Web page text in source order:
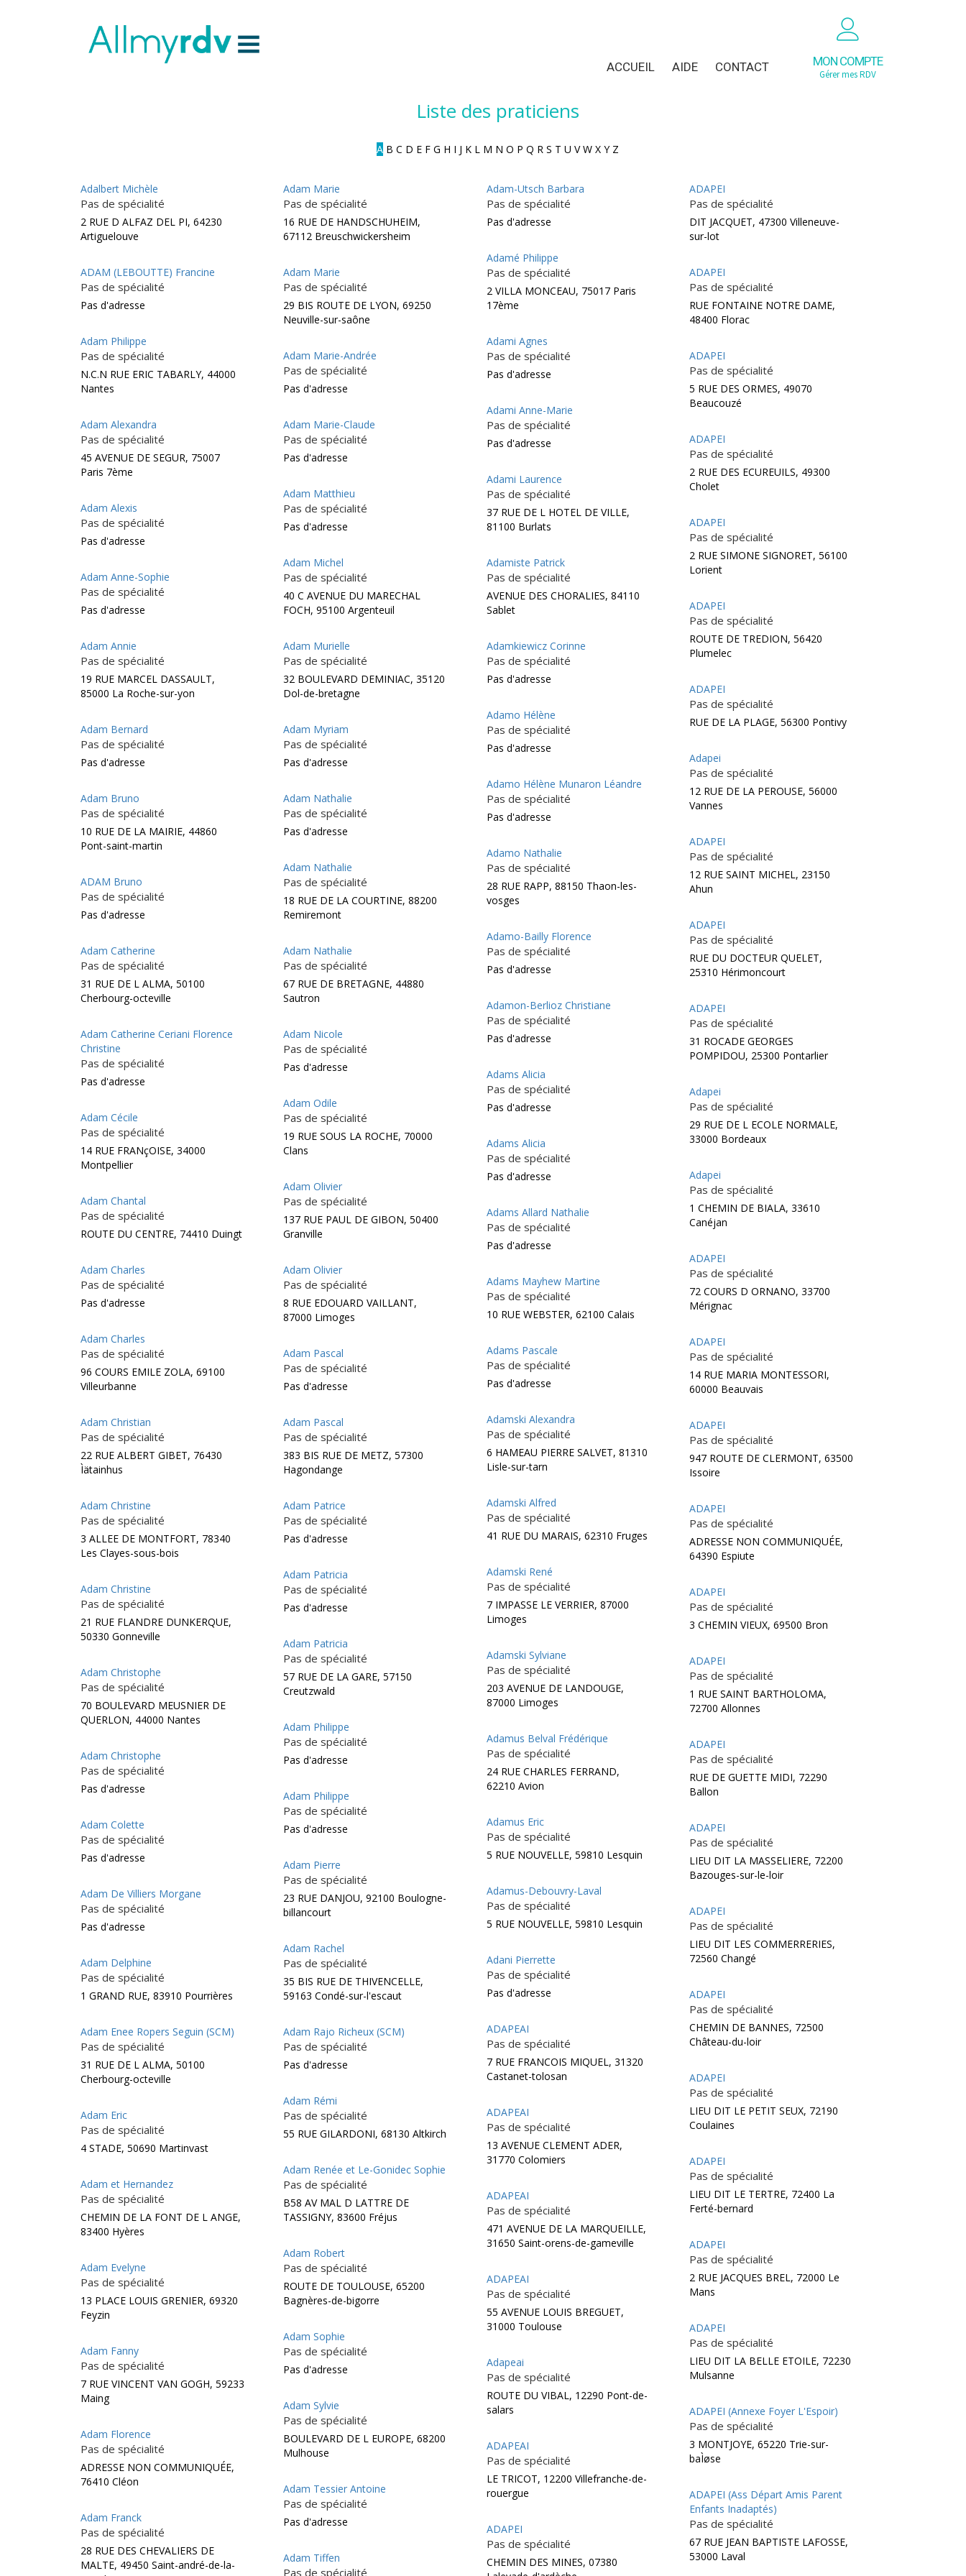
MON COMPTE
Gérer mes RDV
ACCUEIL AIDE CONTACT
Liste des praticiens
A B C D E F G H I J K L M N O P Q R S T U V W X Y Z
Adalbert Michèle
Pas de spécialité
2 RUE D ALFAZ DEL PI, 64230
Artiguelouve
ADAM (LEBOUTTE) Francine
Pas de spécialité
Pas d'adresse
Adam Philippe
Pas de spécialité
N.C.N RUE ERIC TABARLY, 44000
Nantes
Adam Alexandra
Pas de spécialité
45 AVENUE DE SEGUR, 75007
Paris 7ème
Adam Alexis
Pas de spécialité
Pas d'adresse
Adam Anne-Sophie
Pas de spécialité
Pas d'adresse
Adam Annie
Pas de spécialité
19 RUE MARCEL DASSAULT,
85000 La Roche-sur-yon
Adam Bernard
Pas de spécialité
Pas d'adresse
Adam Bruno
Pas de spécialité
10 RUE DE LA MAIRIE, 44860
Pont-saint-martin
ADAM Bruno
Pas de spécialité
Pas d'adresse
Adam Catherine
Pas de spécialité
31 RUE DE L ALMA, 50100
Cherbourg-octeville
Adam Catherine Ceriani Florence
Christine
Pas de spécialité
Pas d'adresse
Adam Cécile
Pas de spécialité
14 RUE FRANçOISE, 34000
Montpellier
Adam Chantal
Pas de spécialité
ROUTE DU CENTRE, 74410 Duingt
Adam Charles
Pas de spécialité
Pas d'adresse
Adam Charles
Pas de spécialité
96 COURS EMILE ZOLA, 69100
Villeurbanne
Adam Christian
Pas de spécialité
22 RUE ALBERT GIBET, 76430
Ìätainhus
Adam Christine
Pas de spécialité
3 ALLEE DE MONTFORT, 78340
Les Clayes-sous-bois
Adam Christine
Pas de spécialité
21 RUE FLANDRE DUNKERQUE,
50330 Gonneville
Adam Christophe
Pas de spécialité
70 BOULEVARD MEUSNIER DE
QUERLON, 44000 Nantes
Adam Christophe
Pas de spécialité
Pas d'adresse
Adam Colette
Pas de spécialité
Pas d'adresse
Adam De Villiers Morgane
Pas de spécialité
Pas d'adresse
Adam Delphine
Pas de spécialité
1 GRAND RUE, 83910 Pourrières
Adam Enee Ropers Seguin (SCM)
Pas de spécialité
31 RUE DE L ALMA, 50100
Cherbourg-octeville
Adam Eric
Pas de spécialité
4 STADE, 50690 Martinvast
Adam et Hernandez
Pas de spécialité
CHEMIN DE LA FONT DE L ANGE,
83400 Hyères
Adam Evelyne
Pas de spécialité
13 PLACE LOUIS GRENIER, 69320
Feyzin
Adam Fanny
Pas de spécialité
7 RUE VINCENT VAN GOGH, 59233
Maing
Adam Florence
Pas de spécialité
ADRESSE NON COMMUNIQUÉE,
76410 Cléon
Adam Franck
Pas de spécialité
28 RUE DES CHEVALIERS DE
MALTE, 49450 Saint-andré-de-la-
Adam Marie
Pas de spécialité
16 RUE DE HANDSCHUHEIM,
67112 Breuschwickersheim
Adam Marie
Pas de spécialité
29 BIS ROUTE DE LYON, 69250
Neuville-sur-saône
Adam Marie-Andrée
Pas de spécialité
Pas d'adresse
Adam Marie-Claude
Pas de spécialité
Pas d'adresse
Adam Matthieu
Pas de spécialité
Pas d'adresse
Adam Michel
Pas de spécialité
40 C AVENUE DU MARECHAL
FOCH, 95100 Argenteuil
Adam Murielle
Pas de spécialité
32 BOULEVARD DEMINIAC, 35120
Dol-de-bretagne
Adam Myriam
Pas de spécialité
Pas d'adresse
Adam Nathalie
Pas de spécialité
Pas d'adresse
Adam Nathalie
Pas de spécialité
18 RUE DE LA COURTINE, 88200
Remiremont
Adam Nathalie
Pas de spécialité
67 RUE DE BRETAGNE, 44880
Sautron
Adam Nicole
Pas de spécialité
Pas d'adresse
Adam Odile
Pas de spécialité
19 RUE SOUS LA ROCHE, 70000
Clans
Adam Olivier
Pas de spécialité
137 RUE PAUL DE GIBON, 50400
Granville
Adam Olivier
Pas de spécialité
8 RUE EDOUARD VAILLANT,
87000 Limoges
Adam Pascal
Pas de spécialité
Pas d'adresse
Adam Pascal
Pas de spécialité
383 BIS RUE DE METZ, 57300
Hagondange
Adam Patrice
Pas de spécialité
Pas d'adresse
Adam Patricia
Pas de spécialité
Pas d'adresse
Adam Patricia
Pas de spécialité
57 RUE DE LA GARE, 57150
Creutzwald
Adam Philippe
Pas de spécialité
Pas d'adresse
Adam Philippe
Pas de spécialité
Pas d'adresse
Adam Pierre
Pas de spécialité
23 RUE DANJOU, 92100 Boulogne-
billancourt
Adam Rachel
Pas de spécialité
35 BIS RUE DE THIVENCELLE,
59163 Condé-sur-l'escaut
Adam Rajo Richeux (SCM)
Pas de spécialité
Pas d'adresse
Adam Rémi
Pas de spécialité
55 RUE GILARDONI, 68130 Altkirch
Adam Renée et Le-Gonidec Sophie
Pas de spécialité
B58 AV MAL D LATTRE DE
TASSIGNY, 83600 Fréjus
Adam Robert
Pas de spécialité
ROUTE DE TOULOUSE, 65200
Bagnères-de-bigorre
Adam Sophie
Pas de spécialité
Pas d'adresse
Adam Sylvie
Pas de spécialité
BOULEVARD DE L EUROPE, 68200
Mulhouse
Adam Tessier Antoine
Pas de spécialité
Pas d'adresse
Adam Tiffen
Pas de spécialité
Adam-Utsch Barbara
Pas de spécialité
Pas d'adresse
Adamé Philippe
Pas de spécialité
2 VILLA MONCEAU, 75017 Paris
17ème
Adami Agnes
Pas de spécialité
Pas d'adresse
Adami Anne-Marie
Pas de spécialité
Pas d'adresse
Adami Laurence
Pas de spécialité
37 RUE DE L HOTEL DE VILLE,
81100 Burlats
Adamiste Patrick
Pas de spécialité
AVENUE DES CHORALIES, 84110
Sablet
Adamkiewicz Corinne
Pas de spécialité
Pas d'adresse
Adamo Hélène
Pas de spécialité
Pas d'adresse
Adamo Hélène Munaron Léandre
Pas de spécialité
Pas d'adresse
Adamo Nathalie
Pas de spécialité
28 RUE RAPP, 88150 Thaon-les-
vosges
Adamo-Bailly Florence
Pas de spécialité
Pas d'adresse
Adamon-Berlioz Christiane
Pas de spécialité
Pas d'adresse
Adams Alicia
Pas de spécialité
Pas d'adresse
Adams Alicia
Pas de spécialité
Pas d'adresse
Adams Allard Nathalie
Pas de spécialité
Pas d'adresse
Adams Mayhew Martine
Pas de spécialité
10 RUE WEBSTER, 62100 Calais
Adams Pascale
Pas de spécialité
Pas d'adresse
Adamski Alexandra
Pas de spécialité
6 HAMEAU PIERRE SALVET, 81310
Lisle-sur-tarn
Adamski Alfred
Pas de spécialité
41 RUE DU MARAIS, 62310 Fruges
Adamski René
Pas de spécialité
7 IMPASSE LE VERRIER, 87000
Limoges
Adamski Sylviane
Pas de spécialité
203 AVENUE DE LANDOUGE,
87000 Limoges
Adamus Belval Frédérique
Pas de spécialité
24 RUE CHARLES FERRAND,
62210 Avion
Adamus Eric
Pas de spécialité
5 RUE NOUVELLE, 59810 Lesquin
Adamus-Debouvry-Laval
Pas de spécialité
5 RUE NOUVELLE, 59810 Lesquin
Adani Pierrette
Pas de spécialité
Pas d'adresse
ADAPEAI
Pas de spécialité
7 RUE FRANCOIS MIQUEL, 31320
Castanet-tolosan
ADAPEAI
Pas de spécialité
13 AVENUE CLEMENT ADER,
31770 Colomiers
ADAPEAI
Pas de spécialité
471 AVENUE DE LA MARQUEILLE,
31650 Saint-orens-de-gameville
ADAPEAI
Pas de spécialité
55 AVENUE LOUIS BREGUET,
31000 Toulouse
Adapeai
Pas de spécialité
ROUTE DU VIBAL, 12290 Pont-de-
salars
ADAPEAI
Pas de spécialité
LE TRICOT, 12200 Villefranche-de-
rouergue
ADAPEI
Pas de spécialité
CHEMIN DES MINES, 07380
ADAPEI
Pas de spécialité
DIT JACQUET, 47300 Villeneuve-
sur-lot
ADAPEI
Pas de spécialité
RUE FONTAINE NOTRE DAME,
48400 Florac
ADAPEI
Pas de spécialité
5 RUE DES ORMES, 49070
Beaucouzé
ADAPEI
Pas de spécialité
2 RUE DES ECUREUILS, 49300
Cholet
ADAPEI
Pas de spécialité
2 RUE SIMONE SIGNORET, 56100
Lorient
ADAPEI
Pas de spécialité
ROUTE DE TREDION, 56420
Plumelec
ADAPEI
Pas de spécialité
RUE DE LA PLAGE, 56300 Pontivy
Adapei
Pas de spécialité
12 RUE DE LA PEROUSE, 56000
Vannes
ADAPEI
Pas de spécialité
12 RUE SAINT MICHEL, 23150
Ahun
ADAPEI
Pas de spécialité
RUE DU DOCTEUR QUELET,
25310 Hérimoncourt
ADAPEI
Pas de spécialité
31 ROCADE GEORGES
POMPIDOU, 25300 Pontarlier
Adapei
Pas de spécialité
29 RUE DE L ECOLE NORMALE,
33000 Bordeaux
Adapei
Pas de spécialité
1 CHEMIN DE BIALA, 33610
Canéjan
ADAPEI
Pas de spécialité
72 COURS D ORNANO, 33700
Mérignac
ADAPEI
Pas de spécialité
14 RUE MARIA MONTESSORI,
60000 Beauvais
ADAPEI
Pas de spécialité
947 ROUTE DE CLERMONT, 63500
Issoire
ADAPEI
Pas de spécialité
ADRESSE NON COMMUNIQUÉE,
64390 Espiute
ADAPEI
Pas de spécialité
3 CHEMIN VIEUX, 69500 Bron
ADAPEI
Pas de spécialité
1 RUE SAINT BARTHOLOMA,
72700 Allonnes
ADAPEI
Pas de spécialité
RUE DE GUETTE MIDI, 72290
Ballon
ADAPEI
Pas de spécialité
LIEU DIT LA MASSELIERE, 72200
Bazouges-sur-le-loir
ADAPEI
Pas de spécialité
LIEU DIT LES COMMERRERIES,
72560 Changé
ADAPEI
Pas de spécialité
CHEMIN DE BANNES, 72500
Château-du-loir
ADAPEI
Pas de spécialité
LIEU DIT LE PETIT SEUX, 72190
Coulaines
ADAPEI
Pas de spécialité
LIEU DIT LE TERTRE, 72400 La
Ferté-bernard
ADAPEI
Pas de spécialité
2 RUE JACQUES BREL, 72000 Le
Mans
ADAPEI
Pas de spécialité
LIEU DIT LA BELLE ETOILE, 72230
Mulsanne
ADAPEI (Annexe Foyer L'Espoir)
Pas de spécialité
3 MONTJOYE, 65220 Trie-sur-
baÌøse
ADAPEI (Ass Départ Amis Parent
Enfants Inadaptés)
Pas de spécialité
67 RUE JEAN BAPTISTE LAFOSSE,
53000 Laval